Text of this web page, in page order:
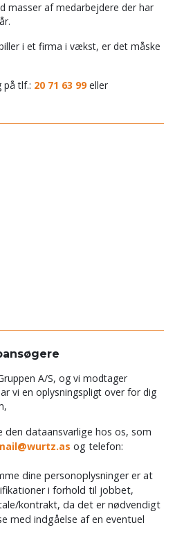
masser af medarbejdere der har
i et firma i vækst, er det måske
på tlf.: 20 71 63 99 eller
A/S, og vi modtager
vi en oplysningspligt over for dig
dataansvarlige hos os, som
og telefon:
dine personoplysninger er at
i forhold til jobbet,
kontrakt, da det er nødvendigt
med indgåelse af en eventuel